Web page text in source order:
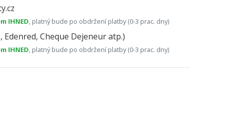
IHNED, platný bude po obdržení platby (0-3 prac. dny)
Edenred, Cheque Dejeneur atp.)
IHNED, platný bude po obdržení platby (0-3 prac. dny)